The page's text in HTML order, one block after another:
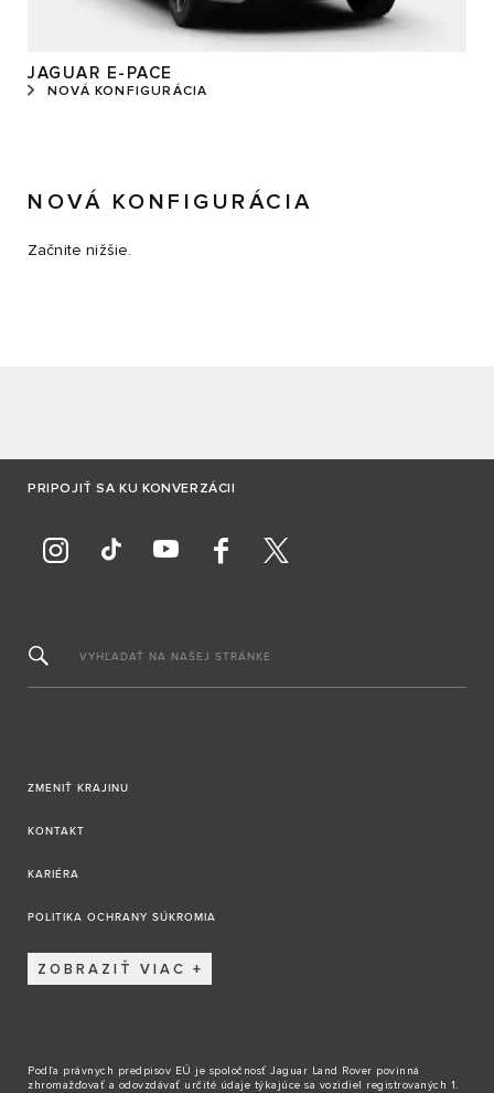
JAGUAR E-PACE
NOVÁ KONFIGURÁCIA
NOVÁ KONFIGURÁCIA
Začnite nižšie.
PRIPOJIŤ SA KU KONVERZÁCII
VYHĽADAŤ NA NAŠEJ STRÁNKE
ZMENIŤ KRAJINU
KONTAKT
KARIÉRA
POLITIKA OCHRANY SÚKROMIA
ZOBRAZIŤ VIAC
Podľa právnych predpisov EÚ je spoločnosť Jaguar Land Rover povinná
zhromažďovať a odovzdávať určité údaje týkajúce sa vozidiel registrovaných 1.